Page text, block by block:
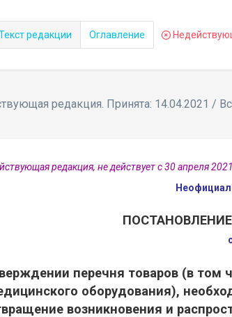
редакции Оглавление
редакция. Принята: 14.04.2021 /
редакция, не действует с 30 апреля
перечня товаров (в том
оборудования),
возникновения и